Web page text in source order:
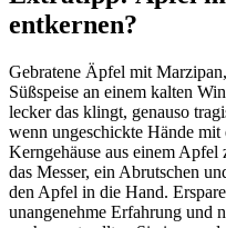
entkernen?
Gebratene Äpfel mit
Süßspeise an einem kalten
lecker das klingt, genauso
wenn ungeschickte Hände mit
Kerngehäuse aus einem
das Messer, ein Abrutschen
den Apfel in die Hand.
unangenehme Erfahrung und